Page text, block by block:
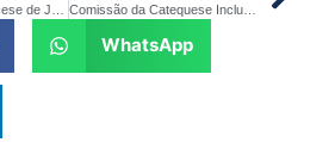
Comissão da Catequese Inclusiva promove encontros formativos nas Foranias da Diocese de Jaú
WhatsApp